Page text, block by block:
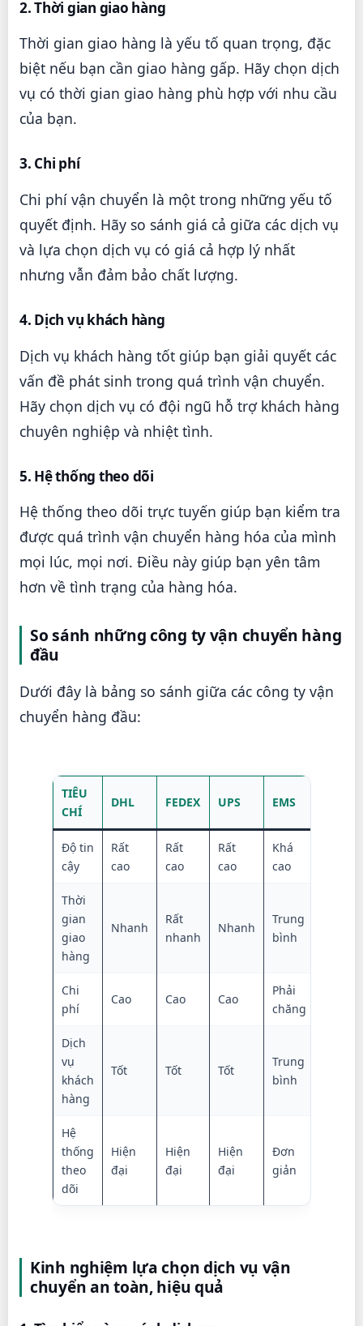
2. Thời gian giao hàng
Thời gian giao hàng là yếu tố quan trọng, đặc
biệt nếu bạn cần giao hàng gấp. Hãy chọn dịch
vụ có thời gian giao hàng phù hợp với nhu cầu
của bạn.
3. Chi phí
Chi phí vận chuyển là một trong những yếu tố
quyết định. Hãy so sánh giá cả giữa các dịch vụ
và lựa chọn dịch vụ có giá cả hợp lý nhất
nhưng vẫn đảm bảo chất lượng.
4. Dịch vụ khách hàng
Dịch vụ khách hàng tốt giúp bạn giải quyết các
vấn đề phát sinh trong quá trình vận chuyển.
Hãy chọn dịch vụ có đội ngũ hỗ trợ khách hàng
chuyên nghiệp và nhiệt tình.
5. Hệ thống theo dõi
Hệ thống theo dõi trực tuyến giúp bạn kiểm tra
được quá trình vận chuyển hàng hóa của mình
mọi lúc, mọi nơi. Điều này giúp bạn yên tâm
hơn về tình trạng của hàng hóa.
So sánh những công ty vận chuyển hàng
đầu
Dưới đây là bảng so sánh giữa các công ty vận
chuyển hàng đầu:
TIÊU
CHÍ
DHL FEDEX UPS EMS
Độ tin
cậy
Rất
cao
Rất
cao
Rất
cao
Khá
cao
Thời
gian
giao
hàng
Nhanh
Rất
nhanh
Nhanh
Trung
bình
Chi
phí
Cao Cao Cao
Phải
chăng
Dịch
vụ
khách
hàng
Tốt Tốt Tốt
Trung
bình
Hệ
thống
theo
dõi
Hiện
đại
Hiện
đại
Hiện
đại
Đơn
giản
Kinh nghiệm lựa chọn dịch vụ vận
chuyển an toàn, hiệu quả